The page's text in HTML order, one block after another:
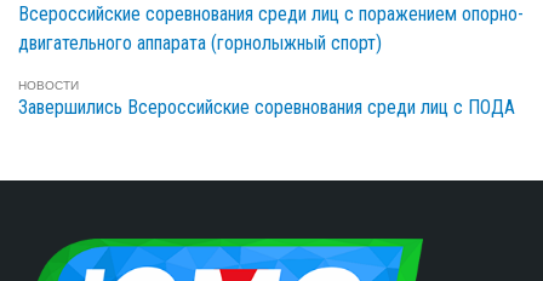
Всероссийские соревнования среди лиц с поражением опорно-
двигательного аппарата (горнолыжный спорт)
НОВОСТИ
Завершились Всероссийские соревнования среди лиц с ПОДА